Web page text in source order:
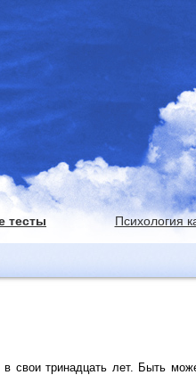
тесты Психология
свои тринадцать лет. Быть